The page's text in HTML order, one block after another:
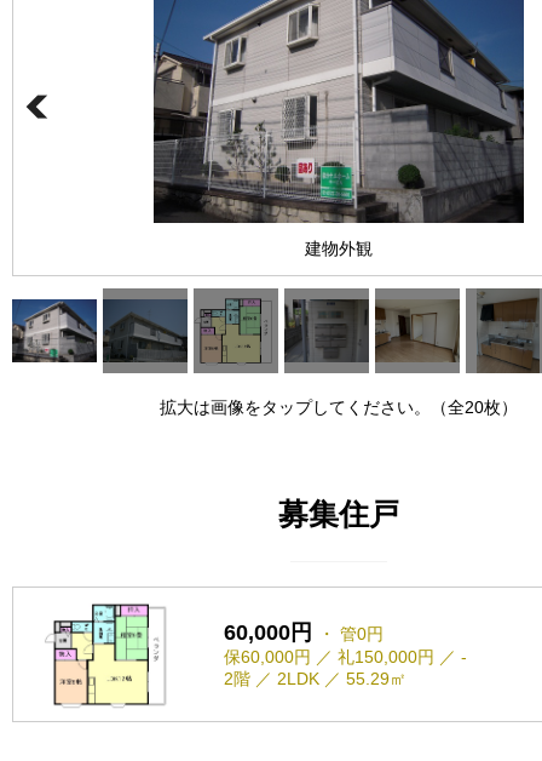
建物外観
拡大は画像をタップしてください。（全20枚）
募集住戸
60,000円
・ 管0円
保60,000円 ／ 礼150,000円 ／ -
2階 ／ 2LDK ／ 55.29㎡